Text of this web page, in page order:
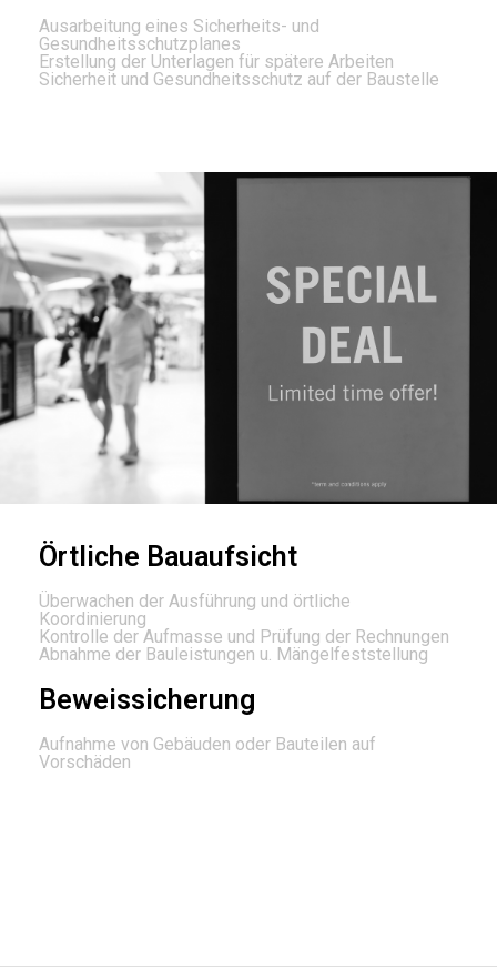
Ausarbeitung eines Sicherheits- und
Gesundheitsschutzplanes
Erstellung der Unterlagen für spätere Arbeiten
Sicherheit und Gesundheitsschutz auf der Baustelle
Örtliche Bauaufsicht
Überwachen der Ausführung und örtliche
Koordinierung
Kontrolle der Aufmasse und Prüfung der Rechnungen
Abnahme der Bauleistungen u. Mängelfeststellung
Beweissicherung
Aufnahme von Gebäuden oder Bauteilen auf
Vorschäden